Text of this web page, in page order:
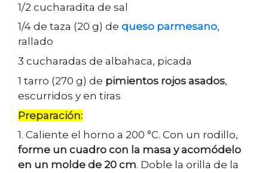
1/2 cucharadita de sal
1/4 de taza (20 g) de queso parmesano,
rallado
3 cucharadas de albahaca, picada
1 tarro (270 g) de pimientos rojos asados,
escurridos y en tiras
Preparación:
1. Caliente el horno a 200 °C. Con un rodillo,
forme un cuadro con la masa y acomódelo
en un molde de 20 cm. Doble la orilla de la